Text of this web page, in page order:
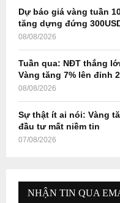
Dự báo giá vàng tuần
tăng dựng đứng
08/08/2026
Tuần qua: NĐT thắng
Vàng tăng 7% lên đỉnh
08/08/2026
Sự thật ít ai nói: Vàng
đầu tư mất niềm tin
07/08/2026
NHẬN TIN QUA